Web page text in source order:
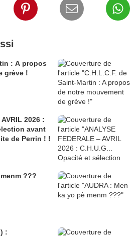
: A propos
grève !
2026 :
avant
de Perrin ! !
???
: